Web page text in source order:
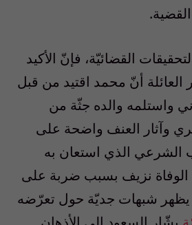
القضائيّة، فإنّ الأكيد
العائلة أنّ محمد اقتيد من قبل
واستلمه والده جثّة من
وآثار العنف واضحة على
الشرعي الذي استعان به
الوفاة نزيف بسبب ضربة على
يظهر شبهات جديّة حول تعرّضه